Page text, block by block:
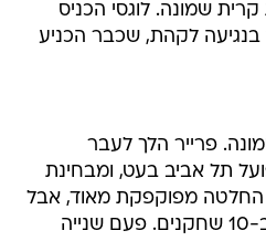
שמונה. לוגסי הכניס
לקהת, שכבר הכניע
פרייר הלך לעבר
תל אביב בעט, ומבחינת
החלטה מפוקפקת מאוד, אבל
בכל מקרה קרית שמונה ב-10 שחקנים. פעם שנייה